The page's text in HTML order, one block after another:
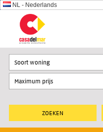
NL - Nederlands
Soort woning